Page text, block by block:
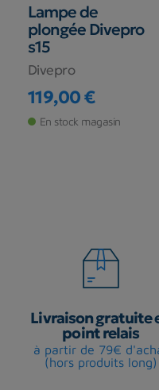
Lampe de
plongée Divepro
s15
Divepro
Prix
119,00 €
En stock magasin
Livraison gratuite
point relais
à partir de 79€
(hors produits long)